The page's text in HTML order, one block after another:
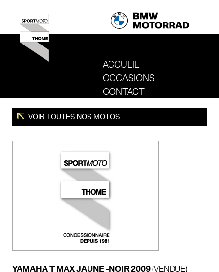
ACCUEIL
REVENIR AU SITE DE SPORT MOTO
OCCASIONS
CONTACT
VOIR TOUTES NOS MOTOS
YAMAHA T MAX JAUNE -NOIR 2009(VENDUE)